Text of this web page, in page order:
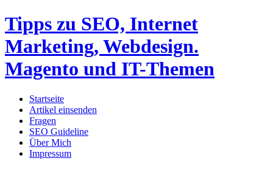
Tipps zu SEO, Internet
Marketing, Webdesign.
Magento und IT-Themen
Startseite
Artikel einsenden
Fragen
SEO Guideline
Über Mich
Impressum